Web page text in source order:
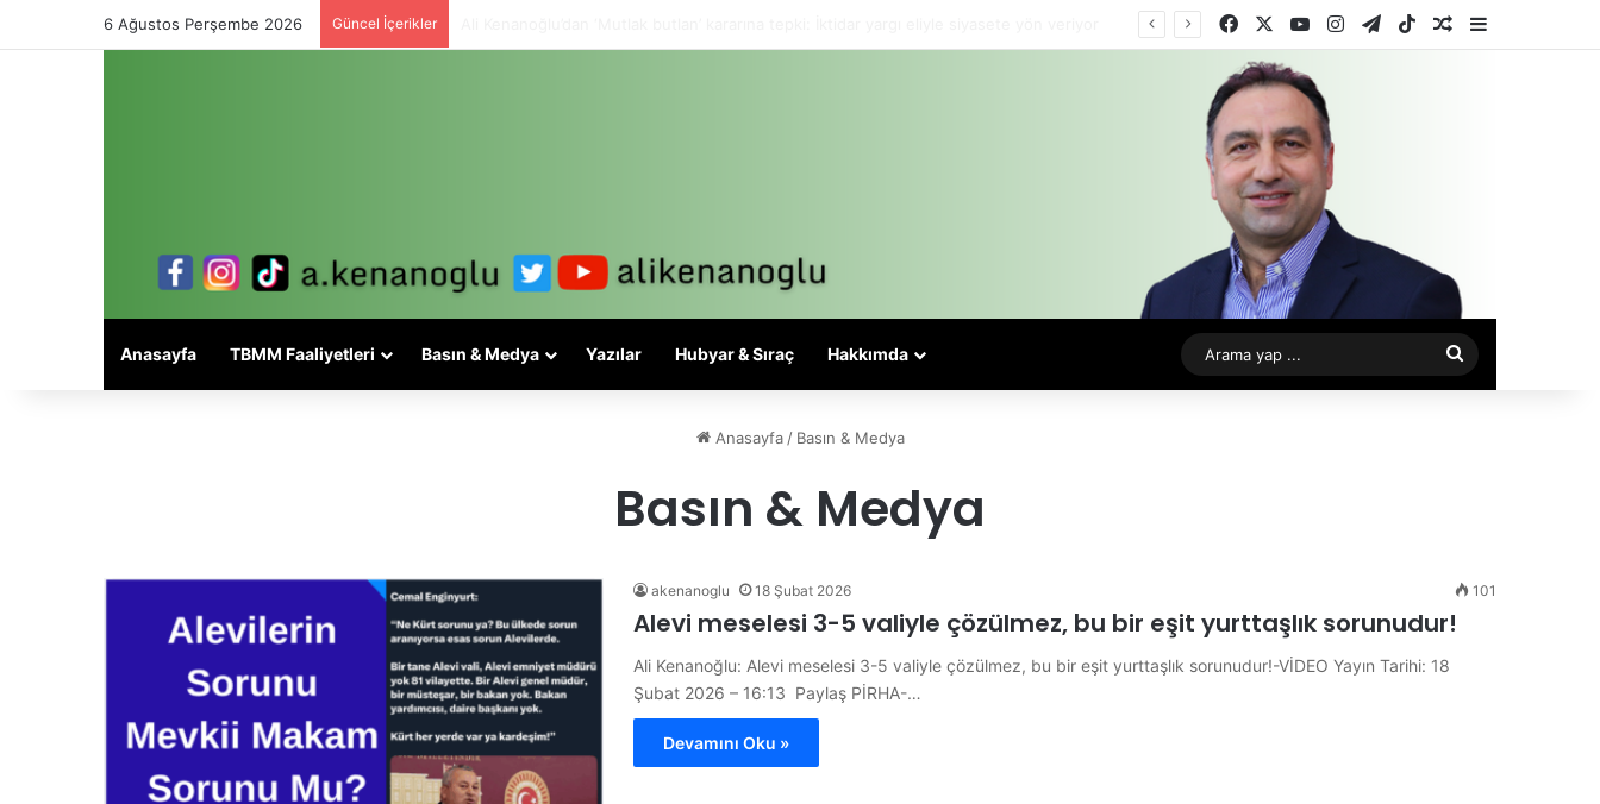
6 Ağustos Perşembe 2026 Güncel İçerikler FacebookYouTubeInstagram
TelegramTikTokRastgele Makale
Kenar
Anasayfa TBMM Faaliyetleri Basın & Medya Yazılar Hubyar & Sıraç Hakkımda
Arama
yap
Anasayfa / Basın & Medya
Basın & Medya
akenanoglu 18 Şubat 2026 101
Alevi meselesi 3-5 valiyle çözülmez, bu bir eşit yurttaşlık sorunudur!
Ali Kenanoğlu: Alevi meselesi 3-5 valiyle çözülmez, bu bir eşit yurttaşlık sorunudur!-VİDEO Yayın Tarihi: 18
Şubat 2026 – 16:13 Paylaş PİRHA-…
Devamını Oku »